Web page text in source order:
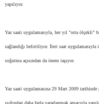
yapılıyor.
Yaz saati uygulamasıyla, her yıl "orta ölçekli"
sağlandığı belirtiliyor. İleri saat uygulamasıyla
soğutma açısından da önem taşıyor.
Yaz saati uygulamasına 29 Mart 2009
ışığından daha fazla yararlanmak amacıyla